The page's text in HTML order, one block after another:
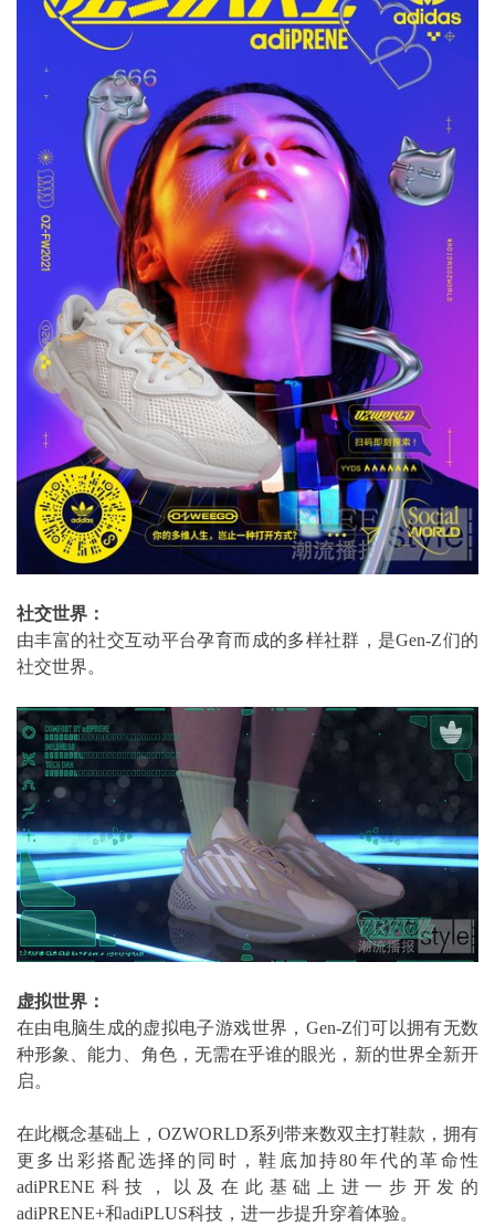
社交世界：
由丰富的社交互动平台孕育而成的多样社群，是Gen-Z们的
社交世界。
虚拟世界：
在由电脑生成的虚拟电子游戏世界，Gen-Z们可以拥有无数
种形象、能力、角色，无需在乎谁的眼光，新的世界全新开
启。
在此概念基础上，OZWORLD系列带来数双主打鞋款，拥有
更多出彩搭配选择的同时，鞋底加持80年代的革命性
adiPRENE科技，以及在此基础上进一步开发的
adiPRENE+和adiPLUS科技，进一步提升穿着体验。